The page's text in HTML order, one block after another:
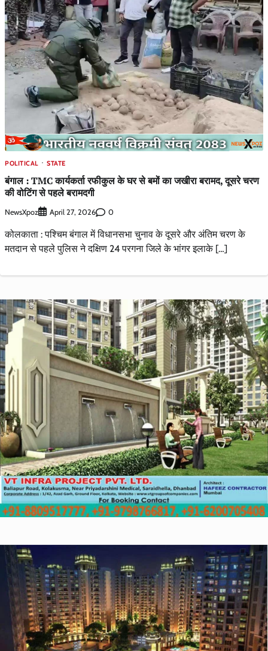
POLITICAL STATE
बंगाल : TMC कार्यकर्ता रफीकुल के घर से बमों का जखीरा बरामद, दूसरे चरण
की वोटिंग से पहले बरामदगी
NewsXpoz April 27, 2026 0
कोलकाता : पश्चिम बंगाल में विधानसभा चुनाव के दूसरे और अंतिम चरण के
मतदान से पहले पुलिस ने दक्षिण 24 परगना जिले के भांगर इलाके […]